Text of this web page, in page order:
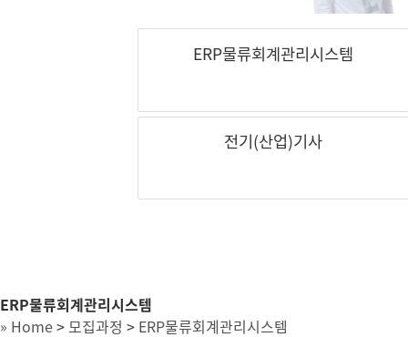
ERP물류회계관리시스템
전기(산업)기사
ERP물류회계관리시스템
» Home>모집과정 > ERP물류회계관리시스템